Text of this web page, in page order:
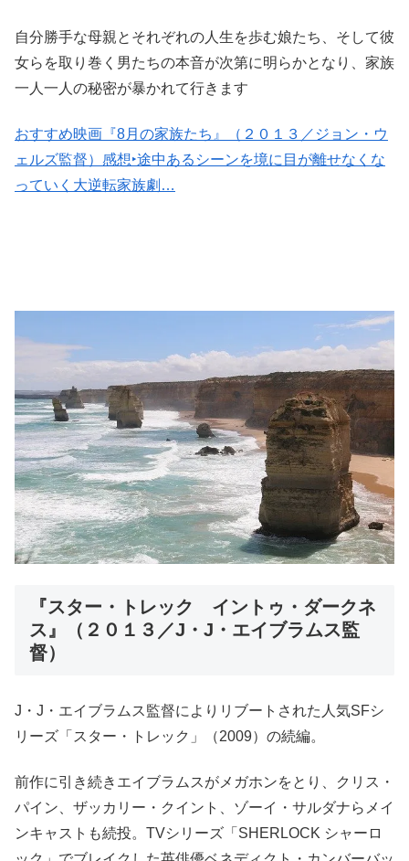
自分勝手な母親とそれぞれの人生を歩む娘たち、そして彼
女らを取り巻く男たちの本音が次第に明らかとなり、家族
一人一人の秘密が暴かれて行きます
おすすめ映画『8月の家族たち』（２０１３／ジョン・ウ
ェルズ監督）感想‣途中あるシーンを境に目が離せなくな
っていく大逆転家族劇…
『スター・トレック イントゥ・ダークネ
ス』（２０１３／J・J・エイブラムス監
督）
J・J・エイブラムス監督によりリブートされた人気SFシ
リーズ「スター・トレック」（2009）の続編。
前作に引き続きエイブラムスがメガホンをとり、クリス・
パイン、ザッカリー・クイント、ゾーイ・サルダナらメイ
ンキャストも続投。TVシリーズ「SHERLOCK シャーロ